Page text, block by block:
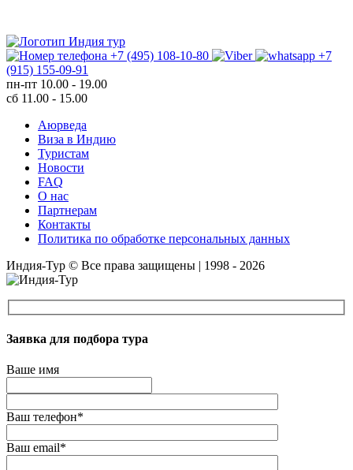
+7 (495) 108-10-80
+7
(915) 155-09-91
пн-пт 10.00 - 19.00
сб 11.00 - 15.00
Аюрведа
Виза в Индию
Туристам
Новости
FAQ
О нас
Партнерам
Контакты
Политика по обработке персональных данных
Индия-Тур © Все права защищены | 1998 - 2026
Заявка для подбора тура
Ваше имя
Ваш телефон*
Ваш email*